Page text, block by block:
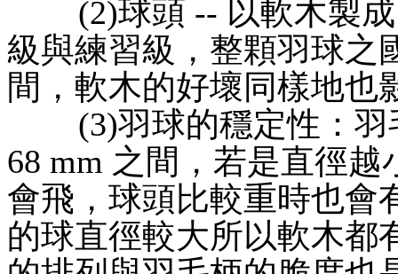
(2)球頭 -- 以軟木製成
級與練習級，整顆羽球之
間，軟木的好壞同樣地也
(3)羽球的穩定性：羽
68 mm 之間，若是直徑
會飛，球頭比較重時也會
的球直徑較大所以軟木都